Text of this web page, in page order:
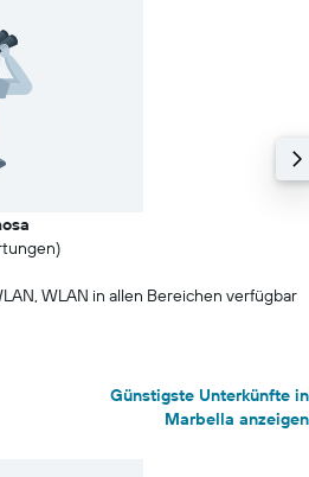
WLAN in allen Bereichen verfügbar
Günstigste Unterkünfte in
Marbella anzeigen